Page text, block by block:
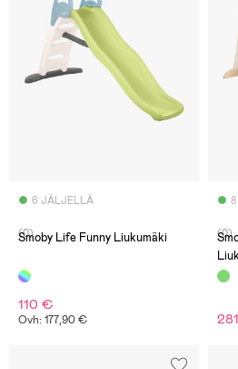
6 JÄLJELLÄ
(0)
Smoby Life Funny Liukumäki
110 €
Ovh: 177,90 €
(0)